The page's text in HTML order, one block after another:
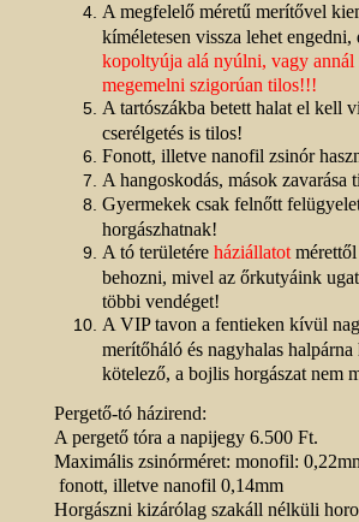
A megfelelő méretű merítővel
kíméletesen vissza lehet engedni,
kopoltyúja alá nyúlni, vagy annál
megemelni szigorúan tilos!!!
A tartószákba betett halat el kell
cserélgetés is tilos!
Fonott, illetve nanofil zsinór
A hangoskodás, mások zavarása
Gyermekek csak felnőtt
horgászhatnak!
A tó területére háziállatotmérettől
behozni, mivel az őrkutyáink
többi vendéget!
A VIP tavon a fentieken kívül
merítőháló és nagyhalas halpárna
kötelező, a bojlis horgászat nem
Pergető-tó házirend:
A pergető tóra a napijegy 6.500 Ft.
Maximális zsinórméret: monofil:
fonott, illetve nanofil 0,14mm
Horgászni kizárólag szakáll nélküli